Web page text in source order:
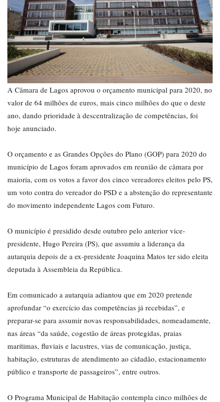
A Câmara de Lagos aprovou o orçamento municipal para 2020, no
valor de 64 milhões de euros, mais cinco milhões do que o deste
ano, dando prioridade à descentralização de competências, foi
hoje anunciado.
O orçamento e as Grandes Opções do Plano (GOP) para 2020 do
município de Lagos foram aprovados em reunião de câmara por
maioria, com os votos a favor dos cinco vereadores eleitos pelo PS,
um voto contra do vereador do PSD e a abstenção do representante
do movimento independente Lagos com Futuro.
O município é presidido desde outubro pelo anterior vice-
presidente, Hugo Pereira (PS), que assumiu a liderança da
autarquia depois de a ex-presidente Joaquina Matos ter sido eleita
deputada à Assembleia da República.
Em comunicado a autarquia adiantou que em 2020 pretende
aprofundar “o exercício das competências já recebidas”, e
preparar-se para assumir novas responsabilidades, nomeadamente,
nas áreas “da saúde, cogestão de áreas protegidas, praias
marítimas, fluviais e lacustres, vias de comunicação, justiça,
habitação, estruturas de atendimento ao cidadão, estacionamento
público e transporte de passageiros”, entre outros.
O Programa Municipal de Habitação contempla cinco milhões de